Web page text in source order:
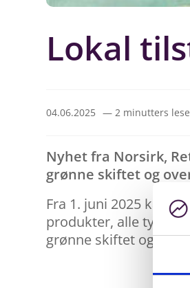
Lokal
04.06.2025 — 2 minutters
Nyhet fra Norsirk,
grønne skiftet og
Fra 1. juni 2025 kan
produkter, alle typer
grønne skiftet og er